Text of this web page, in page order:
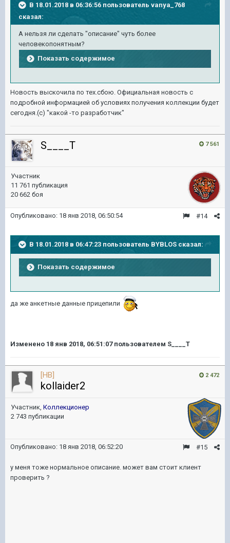
В 18.01.2018 в 06:36:56 пользователь vanya_768
сказал:
А нельзя ли сделать "описание" чуть более
человекопонятным?
Показать содержимое
Новость выскочила по тех.сбою. Официальная новость с
подробной информацией об условиях получения коллекции будет
сегодня.(с) "какой -то разработчик"
7 561
S____T
Участник
11 761 публикация
20 662 боя
#14
Опубликовано: 18 янв 2018, 06:50:54
В 18.01.2018 в 06:47:23 пользователь BYBLOS сказал:
Показать содержимое
да же анкетные данные прицепили
Изменено 18 янв 2018, 06:51:07пользователем S____T
2 472
[HB]
kollaider2
Участник, Коллекционер
2 743 публикации
#15
Опубликовано: 18 янв 2018, 06:52:20
у меня тоже нормальное описание. может вам стоит клиент
проверить ?